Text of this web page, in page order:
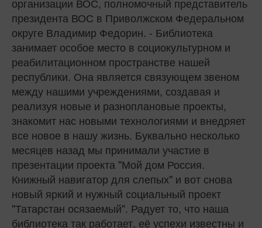
президента ВОС в Приволжском Федеральном
округе Владимир Федорин. - Библиотека
занимает особое место в социокультурном и
реабилитационном пространстве нашей
республики. Она является связующем звеном
между нашими учреждениями, создавая и
реализуя новые и разноплановые проекты,
знакомит нас новыми технологиями и внедряет
все новое в нашу жизнь. Буквально несколько
месяцев назад мы принимали участие в
презентации проекта "Мой дом Россия.
Книжный навигатор для слепых" и вот снова
новый яркий и нужный социальный проект
"Татарстан осязаемый". Радует то, что наша
библиотека так работает, её успехи известны и